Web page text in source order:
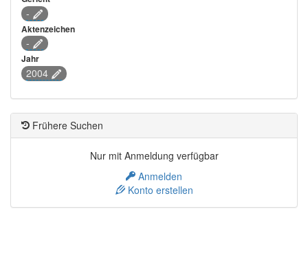
-
Aktenzeichen
-
Jahr
2004
Frühere Suchen
Nur mit Anmeldung verfügbar
Anmelden
Konto erstellen